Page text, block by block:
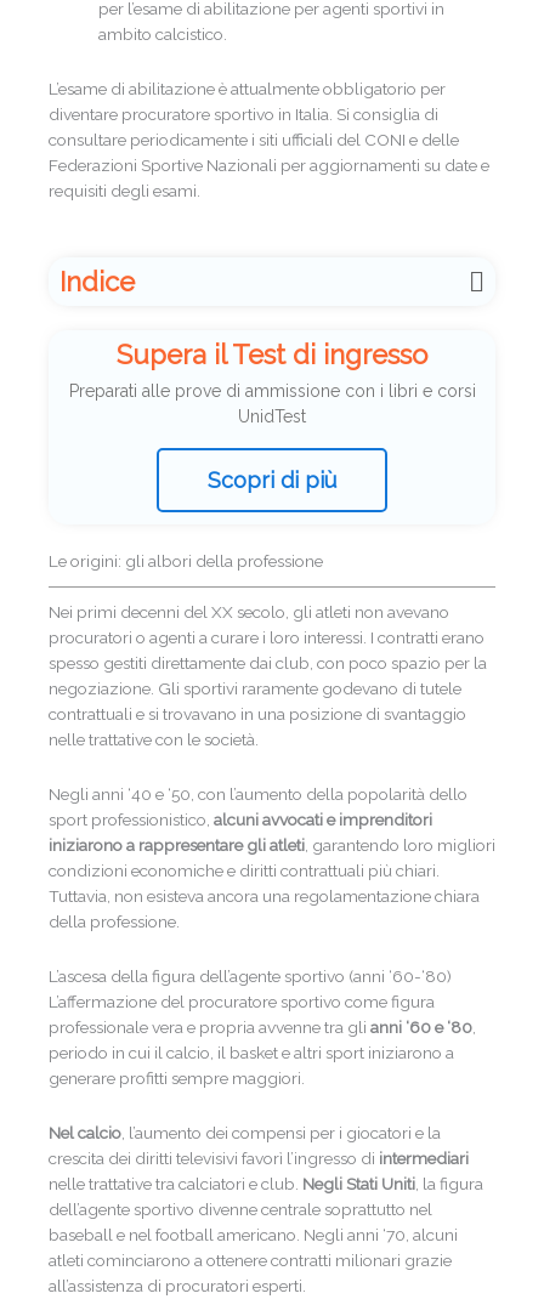
per l’esame di abilitazione per agenti sportivi in
ambito calcistico.
L’esame di abilitazione è attualmente obbligatorio per
diventare procuratore sportivo in Italia. Si consiglia di
consultare periodicamente i siti ufficiali del CONI e delle
Federazioni Sportive Nazionali per aggiornamenti su date e
requisiti degli esami.
Indice
Supera il Test di ingresso
Preparati alle prove di ammissione con i libri e corsi
UnidTest
Scopri di più
Le origini: gli albori della professione
Nei primi decenni del XX secolo, gli atleti non avevano
procuratori o agenti a curare i loro interessi. I contratti erano
spesso gestiti direttamente dai club, con poco spazio per la
negoziazione. Gli sportivi raramente godevano di tutele
contrattuali e si trovavano in una posizione di svantaggio
nelle trattative con le società.
Negli anni ‘40 e ‘50, con l’aumento della popolarità dello
sport professionistico, alcuni avvocati e imprenditori
iniziarono a rappresentare gli atleti , garantendo loro migliori
condizioni economiche e diritti contrattuali più chiari.
Tuttavia, non esisteva ancora una regolamentazione chiara
della professione.
L’ascesa della figura dell’agente sportivo (anni ‘60-‘80)
L’affermazione del procuratore sportivo come figura
professionale vera e propria avvenne tra gli anni ‘60 e ‘80
periodo in cui il calcio, il basket e altri sport iniziarono a
generare profitti sempre maggiori.
Nel calcio , l’aumento dei compensi per i giocatori e la
crescita dei diritti televisivi favorì l’ingresso di intermediari
nelle trattative tra calciatori e club. Negli Stati Uniti , la figura
dell’agente sportivo divenne centrale soprattutto nel
baseball e nel football americano. Negli anni ‘70, alcuni
atleti cominciarono a ottenere contratti milionari grazie
all’assistenza di procuratori esperti.